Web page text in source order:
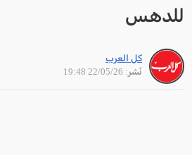
للدهس
كل العرب
نُشر: 22/05/26 19:48